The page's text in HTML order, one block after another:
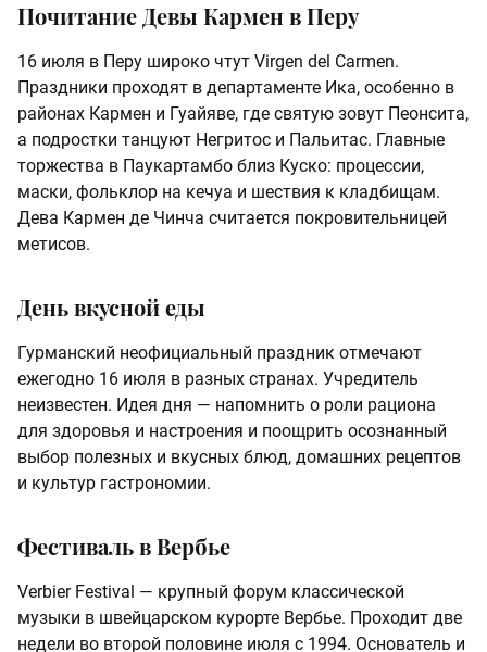
Почитание Девы Кармен в Перу
16 июля в Перу широко чтут Virgen del Carmen.
Праздники проходят в департаменте Ика, особенно в
районах Кармен и Гуайяве, где святую зовут Пеонсита,
а подростки танцуют Негритос и Пальитас. Главные
торжества в Паукартамбо близ Куско: процессии,
маски, фольклор на кечуа и шествия к кладбищам.
Дева Кармен де Чинча считается покровительницей
метисов.
День вкусной еды
Гурманский неофициальный праздник отмечают
ежегодно 16 июля в разных странах. Учредитель
неизвестен. Идея дня — напомнить о роли рациона
для здоровья и настроения и поощрить осознанный
выбор полезных и вкусных блюд, домашних рецептов
и культур гастрономии.
Фестиваль в Вербье
Verbier Festival — крупный форум классической
музыки в швейцарском курорте Вербье. Проходит две
недели во второй половине июля с 1994. Основатель и